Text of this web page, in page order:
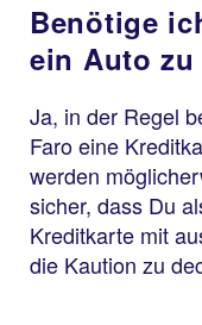
Benötige
ein Auto
Ja, in der Regel
Faro eine
werden
sicher, dass Du
Kreditkarte mit
die Kaution zu